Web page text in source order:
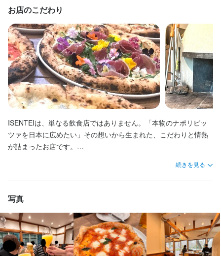
お店のこだわり
ISENTEIは、単なる飲食店ではありません。「本物のナポリピッ
ツァを日本に広めたい」その想いから生まれた、こだわりと情熱
が詰まったお店です。
イオ（焼き）から、インパスト（生地作り）、ピッツァイオー
ロ、また、盛り付け・接客まで、段階的に丁寧に指導。未経験か
らでも着実にスキルアップできます。
新メニューの提案や店舗作りにもかかわるチャンスがあります。
受け身ではなく、主体的に関われるから面白い。また、お客様と
の距離が近いお店だからこそ、笑顔や「美味しい」の一言が、あ
なたのやりがいに直結します。
続きを見る
写真
仕込み、料理の調理、盛り付け、洗い場などの調理業務全般をお
任せします。
将来的には、仕入れ、食材管理、メニュー開発、他のスタッフへ
の指導・育成などの業務もお任せします。
また、店舗運営全般もお任せいたします。
この仕事のおすすめポイント
当店は、「ナポリピッツアを文化に！日本人のために作るナポリ
ピッツァ」を理念に、少しでも多くの人に、もっと手軽に、ナポ
リピッツァを楽しんで頂ける環境づくりを目標にしております。
それに向けて、今後は、店舗展開なども考えております。
この思いに、賛同してくださり、同じ目標を持って一緒に働いて
『一緒に日本のナポリピッツァの未来を作りま
しょう！』
【一流の技術を間近で学べる】
世界大会で銀メダルを受賞したピッツァイオーロのもと、本格的
フリーター歓迎
女性活躍中
スタッフの平均年齢20代
仕事内容
【ピッツァイオーロ】
仕込み、料理の調理、盛り付け、洗い場などの調理業務全般をお
任せします。
将来的には、仕入れ、食材管理、メニュー開発、他のスタッフへ
また、当店では、ピッツァ以外の料理の調理、仕込み、また、ホ
ール業務も兼任します。
この仕事のおすすめポイント
当店は、「ナポリピッツアを文化に！日本人のために作るナポリ
ピッツァ」を理念に、少しでも多くの人に、もっと手軽に、ナポ
リピッツァを楽しんで頂ける環境づくりを目標にしております。
それに向けて、今後は、店舗展開なども考えております。
この思いに、賛同してくださり、同じ目標を持って一緒に働いて
仕事内容
【ピッツァイオーロ】
仕込み、料理の調理、盛り付け、洗い場などの調理業務全般をお
任せします。
将来的には、仕入れ、食材管理、メニュー開発、他のスタッフへ
の指導・育成などの業務もお任せします。
ール業務も兼任します。
当店は、「ナポリピッツアを文化に！日本人のために作るナポリ
ピッツァ」を理念に、少しでも多くの人に、もっと手軽に、ナポ
リピッツァを楽しんで頂ける環境づくりを目標にしております。
それに向けて、今後は、店舗展開なども考えております。
この思いに、賛同してくださり、同じ目標を持って一緒に働いて
くれる方ぜひお待ちしています！
個人経営(2店舗以内)
仕事内容
開店前の清掃、準備、アテンド、レジ、など、ホール業務全般。
いずれは、ドリンクメニュー開発、他のスタッフへの指導・育成
などの業務もお任せします。
また、当店では、ピッツエリア、キッチンの補助、仕込み、も兼
任します。
当店は、「ナポリピッツアを文化に！日本人のために作るナポリ
リピッツァを楽しんで頂ける環境づくりを目標にしております。
それに向けて、今後は、店舗展開なども考えております。
この思いに、賛同してくださり、同じ目標を持って一緒に働いて